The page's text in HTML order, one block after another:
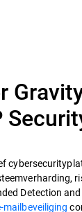
Detection
mailbeveiliging